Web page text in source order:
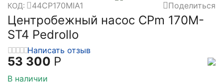
КОД: 44CP170MIA1 Поделиться
Центробежный насос CPm 170M-
ST4 Pedrollo
Написать отзыв
53 300 Р
В наличии